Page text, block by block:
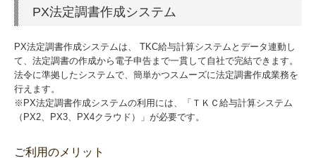
PX法定調書作成システム
PX法定調書作成システムは、 TKC給与計算システムとデータ連動し
て、法定調書の作成から電子申告まで一貫して自社で完結できます。
法令に準拠したシステムで、簡単かつスムーズに法定調書作成業務を
行えます。
※PX法定調書作成システムの利用には、「ＴＫＣ給与計算システム
（PX2、PX3、PX4クラウド）」が必要です。
ご利用のメリット